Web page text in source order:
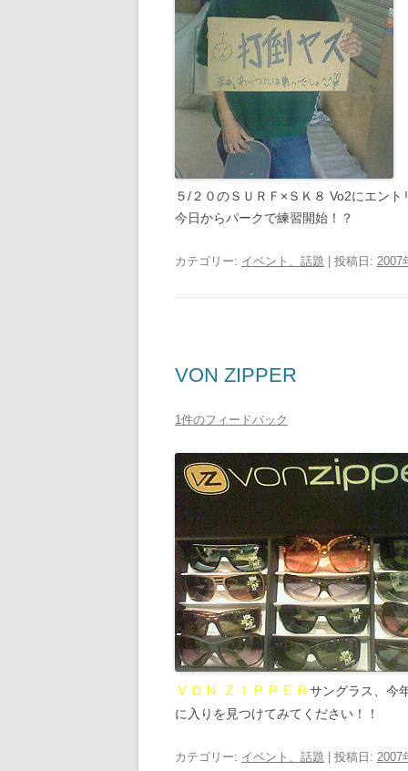
５/２０のＳＵＲＦ×ＳＫ８ Vo2にエント
今日からパークで練習開始！？
カテゴリー: イベント、話題 | 投稿日: 2007
VON ZIPPER
1件のフィードバック
ＶＯＮ ＺＩＰＰＥＲ サングラス、今
に入りを見つけてみてください！！
カテゴリー: イベント、話題 | 投稿日: 2007